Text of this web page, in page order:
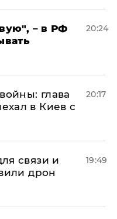
– в РФ
20:24
глава
в Киев с
20:17
связи и
дрон
19:49